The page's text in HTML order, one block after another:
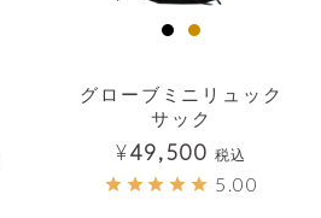
グローブミニリュック
サック
¥49,500 税込
5.00